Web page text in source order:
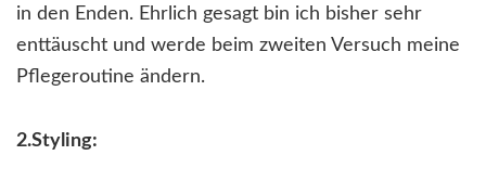
in den Enden. Ehrlich gesagt bin ich bisher sehr
enttäuscht und werde beim zweiten Versuch meine
Pflegeroutine ändern.
2.Styling: